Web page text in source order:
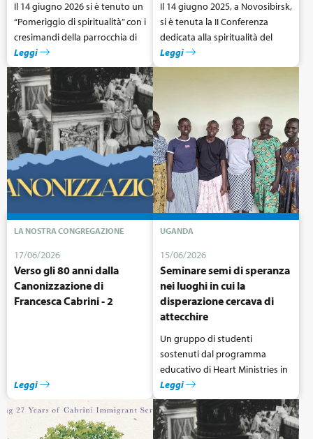
Sacro Cuore di Gesù, in
occasione del primo centenario
della morte di Santa Francesca
Cabrini, il 9 dicembre 2017.
Il 14 giugno 2026 si è tenuto un
“Pomeriggio di spiritualità” con i
cresimandi della parrocchia di
San Manoel a Rio Pomba,
insieme ai loro genitori, padrini
e madrine.
Leggi
Il 14 giugno 2025, a Novosibirsk,
si è tenuta la II Conferenza
dedicata alla spiritualità del
Sacro Cuore. In questa
occasione, i fedeli hanno
assistito alla prima proiezione
russa — un momento atteso e
significativo per la comunità
locale.
Leggi
LA NOSTRA CONGREGAZIONE
17/06/2026
Verso gli 80 anni dalla
Canonizzazione di
Francesca Cabrini - 2
Leggi
UGANDA
15/06/2026
Seminare semi di speranza
nei luoghi in cui la
disperazione cercava di
attecchire
Un gruppo di studenti
sostenuti dal programma
educativo di Heart Ministries in
Uganda ha scritto una lettera
per ringraziare le Suore
Missionarie del Sacro Cuore di
Gesù per l’amore che hanno
Leggi